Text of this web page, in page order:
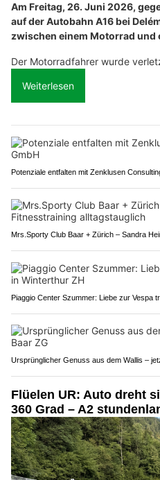
Am Freitag, 26. Juni 2026,
auf der Autobahn A16 bei
zwischen einem Motorrad und
Der Motorradfahrer wurde
Weiterlesen
Potenziale entfalten mit Zenklusen
Mrs.Sporty Club Baar + Zürich – Sandra
Piaggio Center Szummer: Liebe zur Vespa
Ursprünglicher Genuss aus dem Wallis –
Flüelen UR: Auto dreht
360 Grad – A2